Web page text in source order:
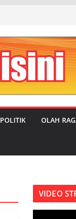
POLITIK OLAH
VIDEO